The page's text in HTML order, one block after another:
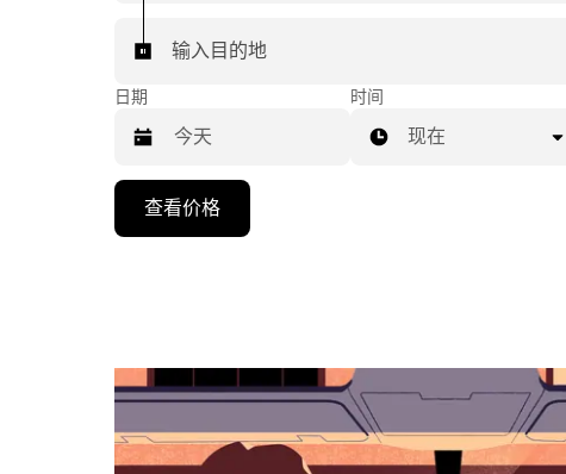
输入目的地
日期
向
可
浏
览
日
时间
现在
查看价格